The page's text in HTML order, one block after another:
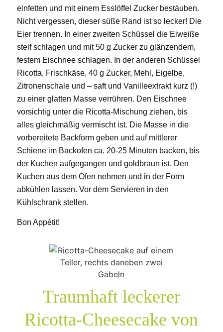
einfetten und mit einem Esslöffel Zucker bestäuben.
Nicht vergessen, dieser süße Rand ist so lecker! Die
Eier trennen. In einer zweiten Schüssel die Eiweiße
steif schlagen und mit 50 g Zucker zu glänzendem,
festem Eischnee schlagen. In der anderen Schüssel
Ricotta, Frischkäse, 40 g Zucker, Mehl, Eigelbe,
Zitronenschale und – saft und Vanilleextrakt kurz (!)
zu einer glatten Masse verrühren. Den Eischnee
vorsichtig unter die Ricotta-Mischung ziehen, bis
alles gleichmäßig vermischt ist. Die Masse in die
vorbereitete Backform geben und auf mittlerer
Schiene im Backofen ca. 20-25 Minuten backen, bis
der Kuchen aufgegangen und goldbraun ist. Den
Kuchen aus dem Ofen nehmen und in der Form
abkühlen lassen. Vor dem Servieren in den
Kühlschrank stellen.
Bon Appétit!
Traumhaft leckerer
Ricotta-Cheesecake von